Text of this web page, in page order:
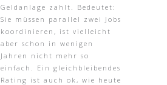
Geldanlage zahlt. Bedeutet:
Sie müssen parallel zwei Jobs
koordinieren, ist vielleicht
aber schon in wenigen
Jahren nicht mehr so
einfach. Ein gleichbleibendes
Rating ist auch ok, wie heute